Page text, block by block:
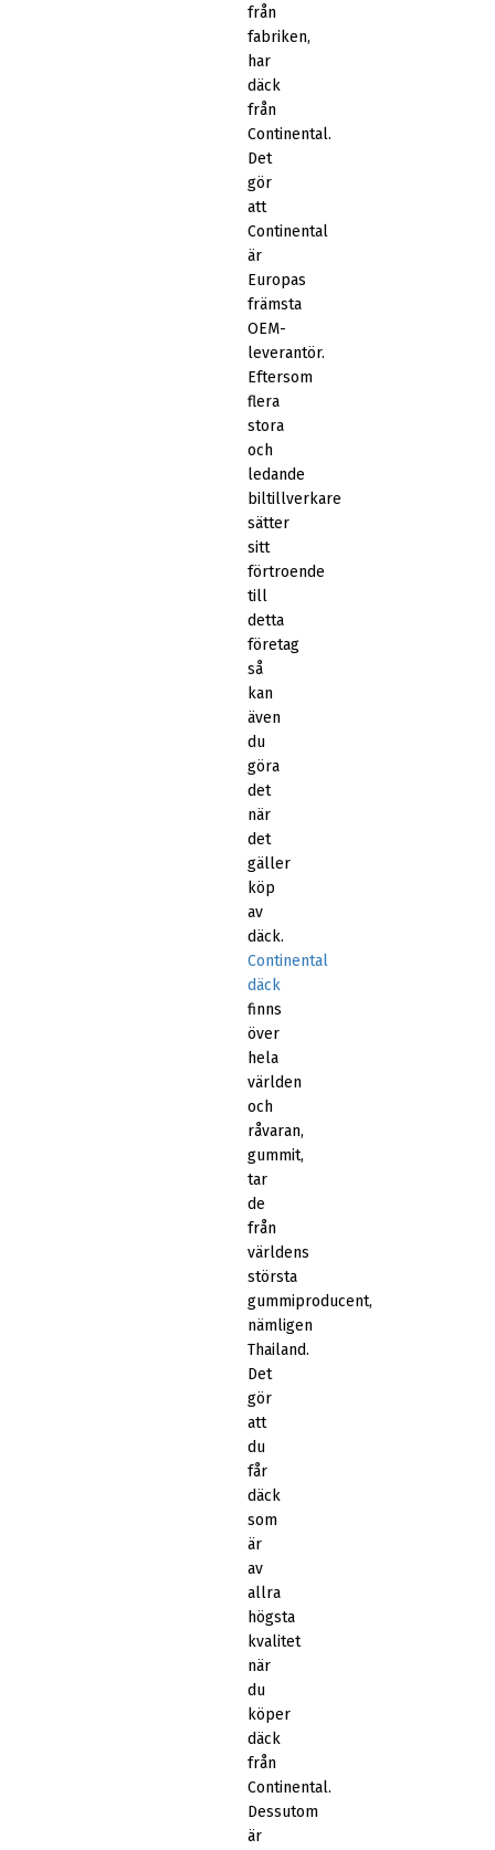
från
fabriken,
har
däck
från
Continental.
Det
gör
att
Continental
är
Europas
främsta
OEM-
leverantör.
Eftersom
flera
stora
och
ledande
biltillverkare
sätter
sitt
förtroende
till
detta
företag
så
kan
även
du
göra
det
när
det
gäller
köp
av
däck.
Continental
däck
finns
över
hela
världen
och
råvaran,
gummit,
tar
de
från
världens
största
gummiproducent,
nämligen
Thailand.
Det
gör
att
du
får
däck
som
är
av
allra
högsta
kvalitet
när
du
köper
däck
från
Continental.
Dessutom
är